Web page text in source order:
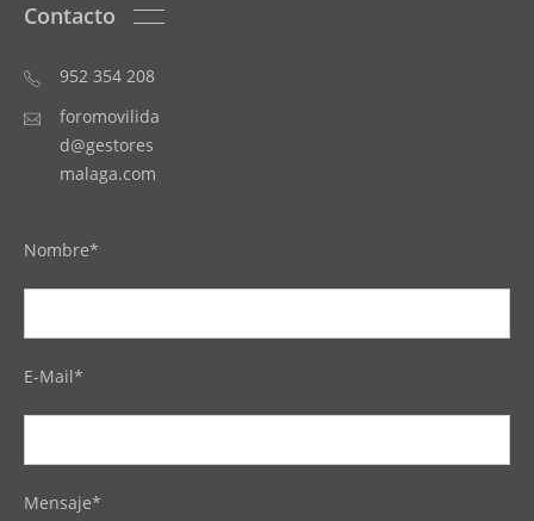
Contacto
952 354 208
foromovilida
d@gestores
malaga.com
Nombre*
E-Mail*
Mensaje*